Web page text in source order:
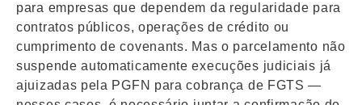
para empresas que dependem da regularidade para
contratos públicos, operações de crédito ou
cumprimento de covenants. Mas o parcelamento não
suspende automaticamente execuções judiciais já
ajuizadas pela PGFN para cobrança de FGTS —